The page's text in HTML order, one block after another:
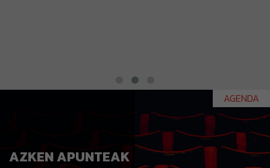
AGENDA
AZKEN APUNTEAK